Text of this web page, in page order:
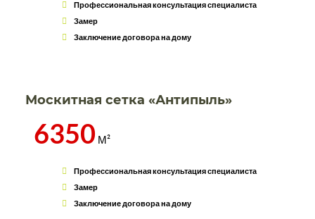
Профессиональная консультация специалиста
Замер
Заключение договора на дому
Москитная сетка «Антипыль»
6350 М²
Профессиональная консультация специалиста
Замер
Заключение договора на дому